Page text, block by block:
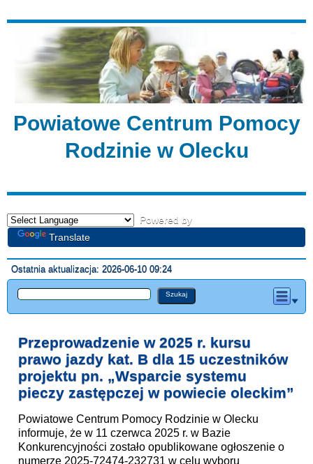
Powiatowe Centrum Pomocy
Rodzinie w Olecku
Powered by
Translate
Ostatnia aktualizacja: 2026-06-10 09:24
Przeprowadzenie w 2025 r. kursu
prawo jazdy kat. B dla 15 uczestników
projektu pn. „Wsparcie systemu
pieczy zastępczej w powiecie oleckim”
Powiatowe Centrum Pomocy Rodzinie w Olecku
informuje, że w 11 czerwca 2025 r. w Bazie
Konkurencyjności zostało opublikowane ogłoszenie o
numerze 2025-72474-232731 w celu wyboru